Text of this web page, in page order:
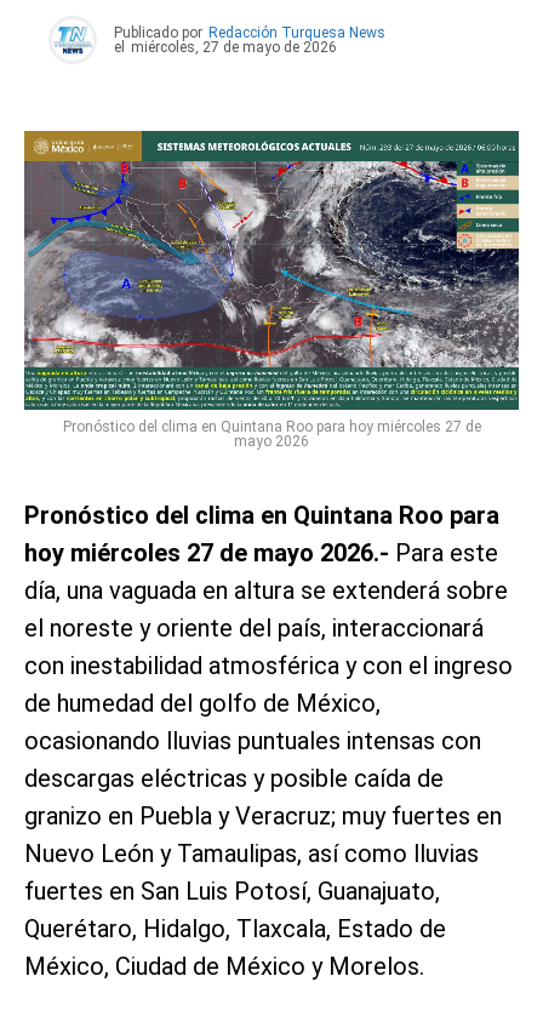
Publicado por Redacción Turquesa News
el
miércoles, 27 de mayo de 2026
Pronóstico del clima en Quintana Roo para hoy miércoles 27 de
mayo 2026
Pronóstico del clima en Quintana Roo para
hoy miércoles 27 de mayo 2026.- Para este
día, una vaguada en altura se extenderá sobre
el noreste y oriente del país, interaccionará
con inestabilidad atmosférica y con el ingreso
de humedad del golfo de México,
ocasionando lluvias puntuales intensas con
descargas eléctricas y posible caída de
granizo en Puebla y Veracruz; muy fuertes en
Nuevo León y Tamaulipas, así como lluvias
fuertes en San Luis Potosí, Guanajuato,
Querétaro, Hidalgo, Tlaxcala, Estado de
México, Ciudad de México y Morelos.